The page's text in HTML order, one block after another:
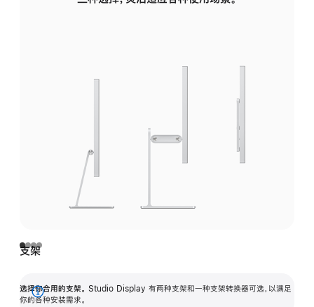
支架
选择你合用的支架。 Studio Display 有两种支架和一种支架转换器可选，以满足
你的各种安装需求。
展